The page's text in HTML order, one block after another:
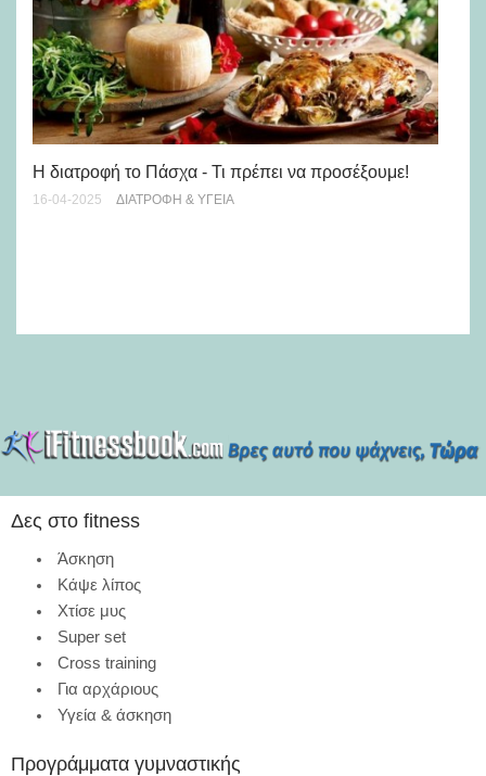
Η διατροφή το Πάσχα - Τι πρέπει να προσέξουμε!
16-04-2025 ΔΙΑΤΡΟΦΉ & ΥΓΕΊΑ
Δες στο fitness
Άσκηση
Κάψε λίπος
Χτίσε μυς
Super set
Cross training
Για αρχάριους
Υγεία & άσκηση
Προγράμματα γυμναστικής